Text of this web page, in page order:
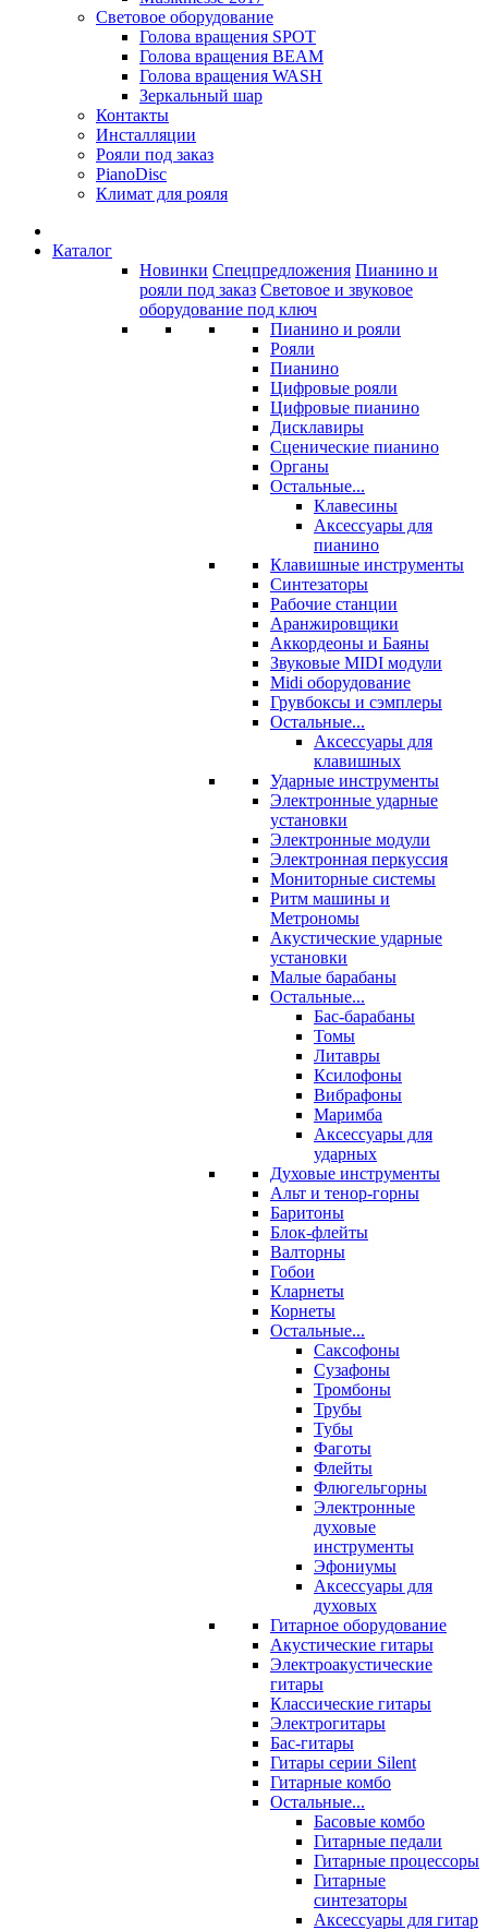
Световое оборудование
Голова вращения SPOT
Голова вращения BEAM
Голова вращения WASH
Зеркальный шар
Контакты
Инсталляции
Рояли под заказ
PianoDisc
Климат для рояля
Каталог
Новинки Спецпредложения Пианино и
рояли под заказ Световое и звуковое
оборудование под ключ
Пианино и рояли
Рояли
Пианино
Цифровые рояли
Цифровые пианино
Дисклавиры
Сценические пианино
Органы
Остальные...
Клавесины
Аксессуары для
пианино
Клавишные инструменты
Синтезаторы
Рабочие станции
Аранжировщики
Аккордеоны и Баяны
Звуковые MIDI модули
Midi оборудование
Грувбоксы и сэмплеры
Остальные...
Аксессуары для
клавишных
Ударные инструменты
Электронные ударные
установки
Электронные модули
Электронная перкуссия
Мониторные системы
Ритм машины и
Метрономы
Акустические ударные
установки
Малые барабаны
Остальные...
Бас-барабаны
Томы
Литавры
Ксилофоны
Вибрафоны
Маримба
Аксессуары для
ударных
Духовые инструменты
Альт и тенор-горны
Баритоны
Блок-флейты
Валторны
Гобои
Кларнеты
Корнеты
Остальные...
Саксофоны
Сузафоны
Тромбоны
Трубы
Тубы
Фаготы
Флейты
Флюгельгорны
Электронные
духовые
инструменты
Эфониумы
Аксессуары для
духовых
Гитарное оборудование
Акустические гитары
Электроакустические
гитары
Классические гитары
Электрогитары
Бас-гитары
Гитары серии Silent
Гитарные комбо
Остальные...
Басовые комбо
Гитарные педали
Гитарные процессоры
Гитарные
синтезаторы
Аксессуары для гитар